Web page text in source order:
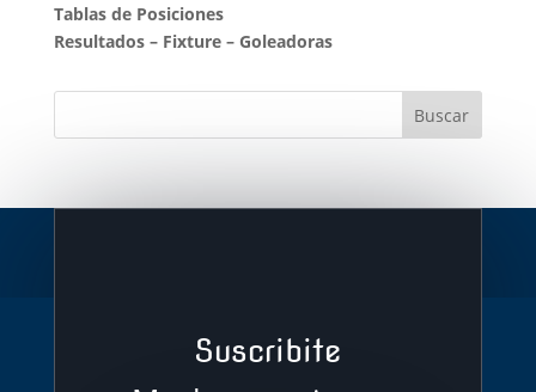
Tablas de Posiciones
Resultados– Fixture– Goleadoras
Suscribite